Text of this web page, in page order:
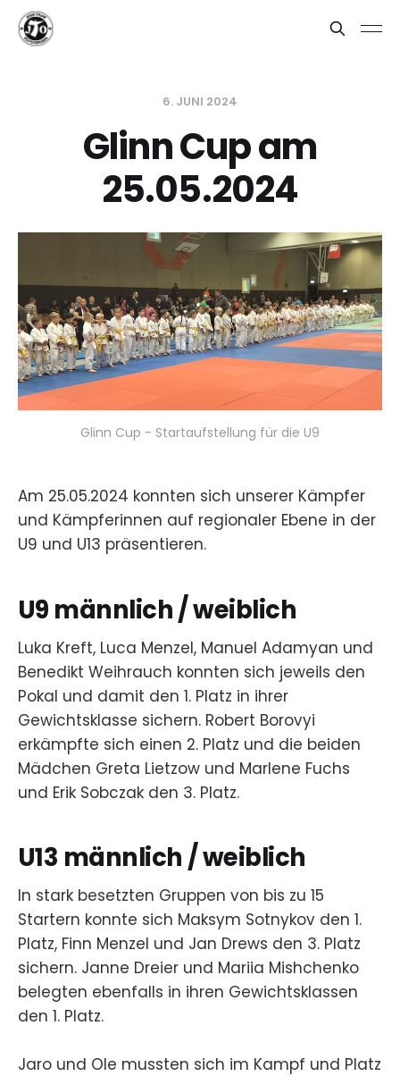
6. JUNI 2024
Glinn Cup am
25.05.2024
Glinn Cup - Startaufstellung für die U9
Am 25.05.2024 konnten sich unserer Kämpfer
und Kämpferinnen auf regionaler Ebene in der
U9 und U13 präsentieren.
U9 männlich / weiblich
Luka Kreft, Luca Menzel, Manuel Adamyan und
Benedikt Weihrauch konnten sich jeweils den
Pokal und damit den 1. Platz in ihrer
Gewichtsklasse sichern. Robert Borovyi
erkämpfte sich einen 2. Platz und die beiden
Mädchen Greta Lietzow und Marlene Fuchs
und Erik Sobczak den 3. Platz.
U13 männlich / weiblich
In stark besetzten Gruppen von bis zu 15
Startern konnte sich Maksym Sotnykov den 1.
Platz, Finn Menzel und Jan Drews den 3. Platz
sichern. Janne Dreier und Mariia Mishchenko
belegten ebenfalls in ihren Gewichtsklassen
den 1. Platz.
Jaro und Ole mussten sich im Kampf und Platz